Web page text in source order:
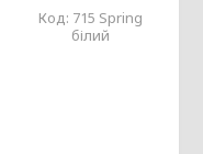
Код: 715 Spring
білий